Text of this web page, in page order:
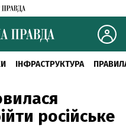
ІНФРАСТРУКТУРА
російське